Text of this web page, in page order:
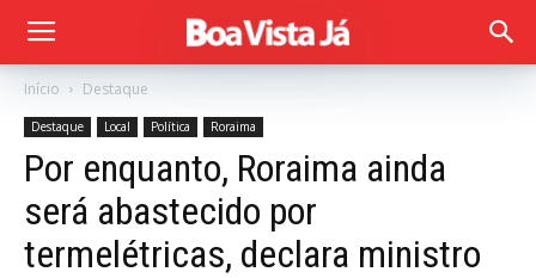
Início Destaque
Destaque Local Política Roraima
Por enquanto, Roraima ainda
será abastecido por
termelétricas, declara ministro